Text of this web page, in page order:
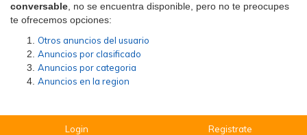
conversable , no se encuentra disponible, pero no te preocupes
te ofrecemos opciones:
Otros anuncios del usuario
Anuncios por clasificado
Anuncios por categoria
Anuncios en la region
Login
Registrate